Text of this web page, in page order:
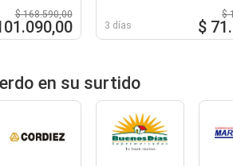
$ 168.590,00
3 días
$
$
en su surtido